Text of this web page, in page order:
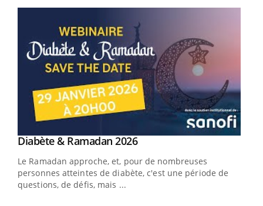
Youtube
Diabète & Ramadan 2026Youtube
Le Ramadan approche, et, pour de nombreuses
personnes atteintes de diabète, c'est une période de
questions, de défis, mais ...